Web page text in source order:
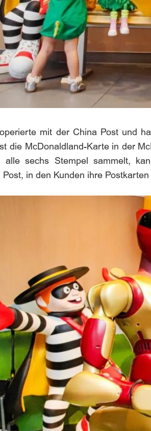
mit der China Post und
die McDonaldland-Karte in der
sechs Stempel sammelt,
in den Kunden ihre